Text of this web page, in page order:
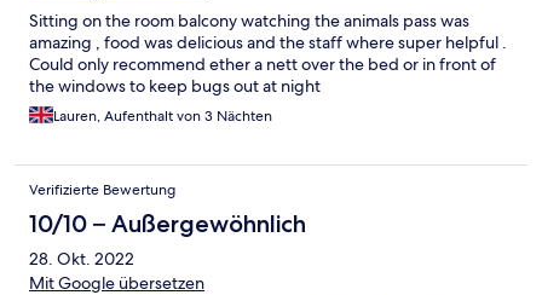
Sitting on the room balcony watching the animals pass was
amazing , food was delicious and the staff where super helpful .
Could only recommend ether a nett over the bed or in front of
the windows to keep bugs out at night
Lauren, Aufenthalt von 3 Nächten
Verifizierte Bewertung
10/10 – Außergewöhnlich
28. Okt. 2022
Mit Google übersetzen